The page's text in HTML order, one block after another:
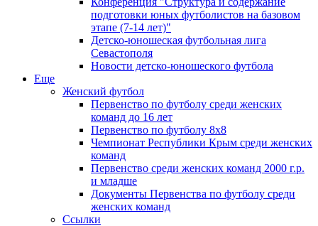
подготовки юных футболистов на базовом
этапе (7-14 лет)"
Детско-юношеская футбольная лига
Севастополя
Новости детско-юношеского футбола
Еще
Женский футбол
Первенство по футболу среди женских
команд до 16 лет
Первенство по футболу 8х8
Чемпионат Республики Крым среди женских
команд
Первенство среди женских команд 2000 г.р.
и младше
Документы Первенства по футболу среди
женских команд
Ссылки